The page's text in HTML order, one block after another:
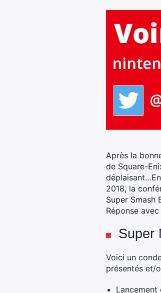
Après la
de Square-
2018, la
Super Smash
Réponse
Super
Voici un
présentés et/